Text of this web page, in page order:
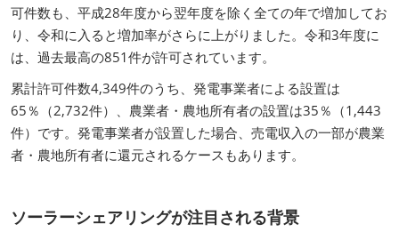
可件数も、平成28年度から翌年度を除く全ての年で増加してお
り、令和に入ると増加率がさらに上がりました。令和3年度に
は、過去最高の851件が許可されています。
累計許可件数4,349件のうち、発電事業者による設置は
65％（2,732件）、農業者・農地所有者の設置は35％（1,443
件）です。発電事業者が設置した場合、売電収入の一部が農業
者・農地所有者に還元されるケースもあります。
ソーラーシェアリングが注目される背景